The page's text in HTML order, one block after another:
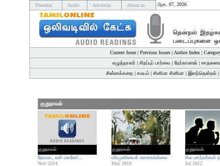
Thendral Audio Advertise About us ஆக. 07, 2026
Current Issue| Previous Issues| Author Index|
எழுத்தாளர் | சிறப்புப் பார்வை | நேர்காணல் |
சின்னக்கதை | சமயம் | சினிமா சினிமா | இளந்தென்றல் |
குறுநாவல்
குறுநாவல்
நோவா, என் மகனே!...
Nov 2024
குறுநாவல்
வீரமுனியைக் காணவில்லை
May 2018
குறுநாவல்
சில மாற்றங்கள்
Jul 2012